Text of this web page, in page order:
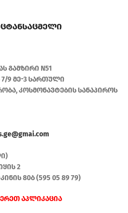
გამზირი N51
9 მე-3 სართული
კოსმონავტების სანაპიროს
2
80ბ (595 05 89 79)
აპლიკაცია